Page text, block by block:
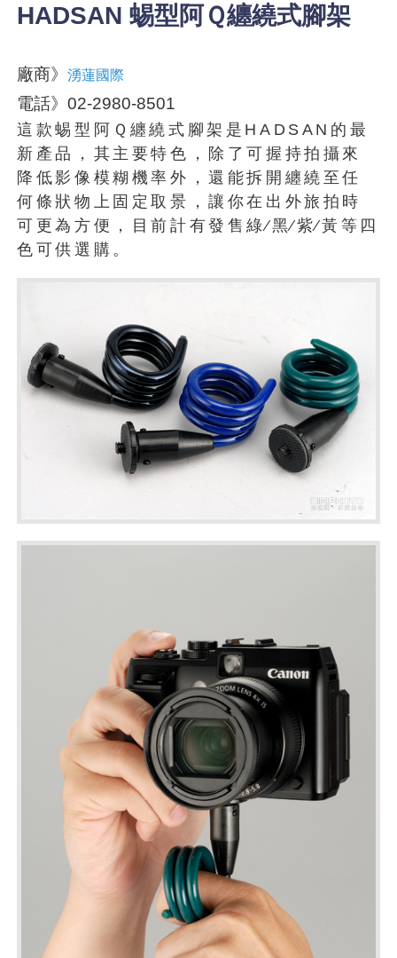
HADSAN 蜴型阿Ｑ纏繞式腳架
廠商》湧蓮國際
電話》02-2980-8501
這款蜴型阿Ｑ纏繞式腳架是HADSAN的最
新產品，其主要特色，除了可握持拍攝來
降低影像模糊機率外，還能拆開纏繞至任
何條狀物上固定取景，讓你在出外旅拍時
可更為方便，目前計有發售綠∕黑∕紫∕黃等四
色可供選購。